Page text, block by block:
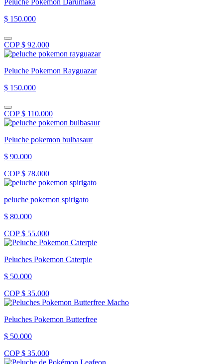
$ 150.000
COP $ 92.000
Peluche Pokemon Rayguazar
$ 150.000
COP $ 110.000
Peluche pokemon bulbasaur
$ 90.000
COP $ 78.000
peluche pokemon spirigato
$ 80.000
COP $ 55.000
Peluches Pokemon Caterpie
$ 50.000
COP $ 35.000
Peluches Pokemon Butterfree
$ 50.000
COP $ 35.000